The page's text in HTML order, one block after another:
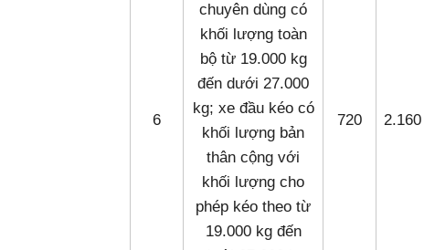
6
chuyên dùng có
khối lượng toàn
bộ từ 19.000 kg
đến dưới 27.000
kg; xe đầu kéo có
khối lượng bản
thân cộng với
khối lượng cho
phép kéo theo từ
19.000 kg đến
720 2.160